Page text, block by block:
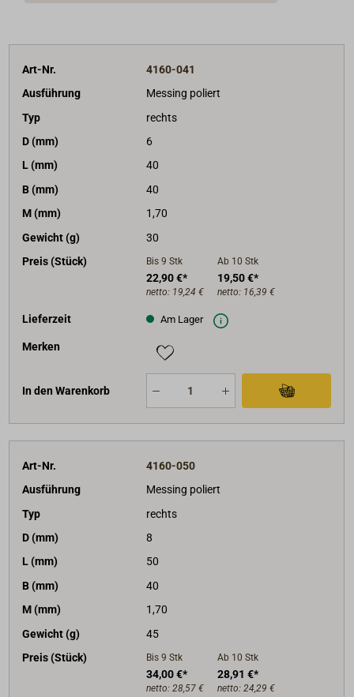
Art-Nr.
4160-041
Ausführung
Messing poliert
Typ
rechts
D (mm)
6
L (mm)
40
B (mm)
40
M (mm)
1,70
Gewicht (g)
30
Preis (Stück)
Bis 9 Stk
22,90 €*
netto: 19,24 €
Ab 10 Stk
19,50 €*
netto: 16,39 €
Lieferzeit Am Lager
Merken
In den Warenkorb
Art-Nr.
4160-050
Ausführung
Messing poliert
Typ
rechts
D (mm)
8
L (mm)
50
B (mm)
40
M (mm)
1,70
Gewicht (g)
45
Preis (Stück)
Bis 9 Stk
34,00 €*
netto: 28,57 €
Ab 10 Stk
28,91 €*
netto: 24,29 €